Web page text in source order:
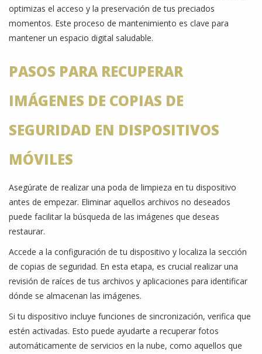
optimizas el acceso y la preservación de tus preciados
momentos. Este proceso de mantenimiento es clave para
mantener un espacio digital saludable.
PASOS PARA RECUPERAR
IMÁGENES DE COPIAS DE
SEGURIDAD EN DISPOSITIVOS
MÓVILES
Asegúrate de realizar una poda de limpieza en tu dispositivo
antes de empezar. Eliminar aquellos archivos no deseados
puede facilitar la búsqueda de las imágenes que deseas
restaurar.
Accede a la configuración de tu dispositivo y localiza la sección
de copias de seguridad. En esta etapa, es crucial realizar una
revisión de raíces de tus archivos y aplicaciones para identificar
dónde se almacenan las imágenes.
Si tu dispositivo incluye funciones de sincronización, verifica que
estén activadas. Esto puede ayudarte a recuperar fotos
automáticamente de servicios en la nube, como aquellos que